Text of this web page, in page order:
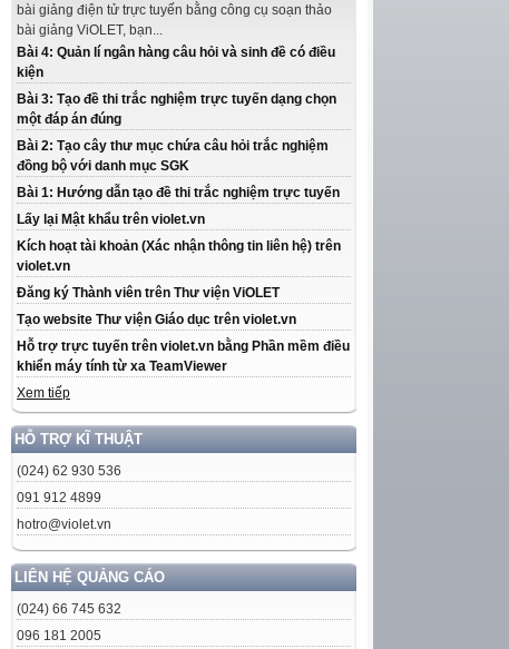
bài giảng điện tử trực tuyến bằng công cụ soạn thảo
bài giảng ViOLET, bạn...
Bài 4: Quản lí ngân hàng câu hỏi và sinh đề có điều
kiện
Bài 3: Tạo đề thi trắc nghiệm trực tuyến dạng chọn
một đáp án đúng
Bài 2: Tạo cây thư mục chứa câu hỏi trắc nghiệm
đồng bộ với danh mục SGK
Bài 1: Hướng dẫn tạo đề thi trắc nghiệm trực tuyến
Lấy lại Mật khẩu trên violet.vn
Kích hoạt tài khoản (Xác nhận thông tin liên hệ) trên
violet.vn
Đăng ký Thành viên trên Thư viện ViOLET
Tạo website Thư viện Giáo dục trên violet.vn
Hỗ trợ trực tuyến trên violet.vn bằng Phần mềm điều
khiển máy tính từ xa TeamViewer
Xem tiếp
HỖ TRỢ KĨ THUẬT
(024) 62 930 536
091 912 4899
hotro@violet.vn
LIÊN HỆ QUẢNG CÁO
(024) 66 745 632
096 181 2005